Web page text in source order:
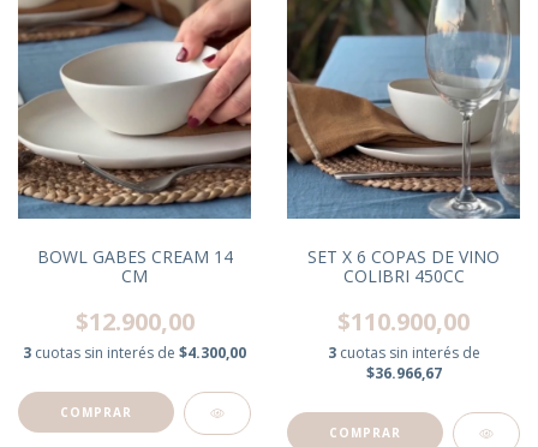
BOWL GABES CREAM 14
CM
$12.900,00
3 cuotas sin interés de $4.300,00
SET X 6 COPAS DE VINO
COLIBRI 450CC
$110.900,00
3 cuotas sin interés de
$36.966,67